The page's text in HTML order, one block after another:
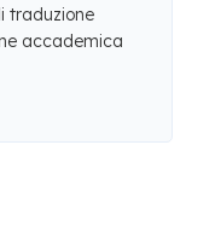
traduzione
accademica